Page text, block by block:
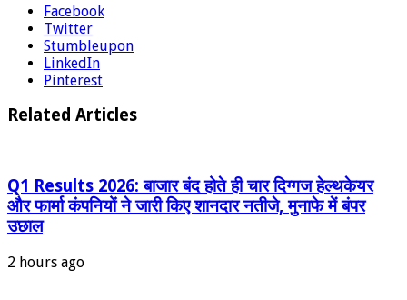
Facebook
Twitter
Stumbleupon
LinkedIn
Pinterest
Related Articles
Q1 Results 2026: बाजार बंद होते ही चार दिग्गज हेल्थकेयर
और फार्मा कंपनियों ने जारी किए शानदार नतीजे, मुनाफे में बंपर
उछाल
2 hours ago